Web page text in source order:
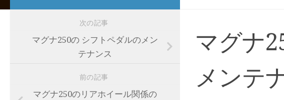
マグナ
メンテ
次の記事
マグナ250の シフトペダルのメン
テナンス
前の記事
マグナ250のリアホイール関係の